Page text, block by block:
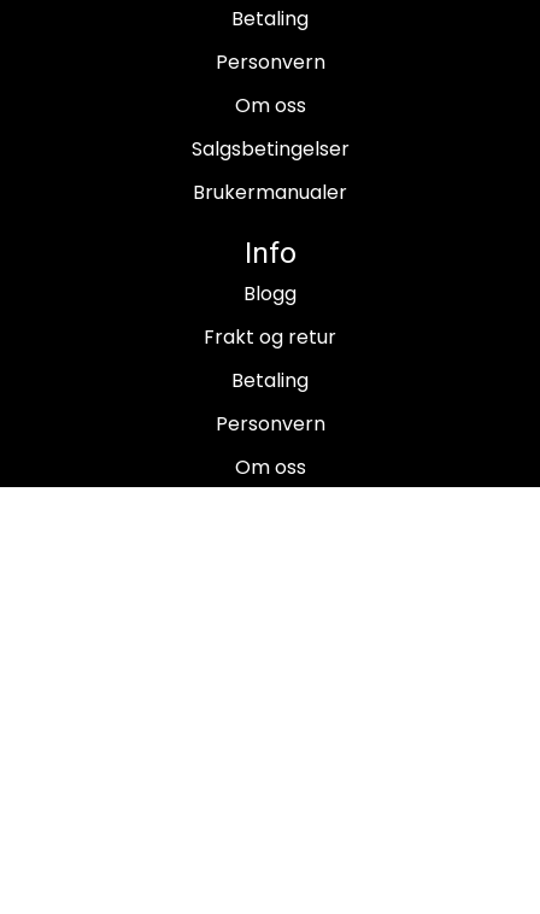
Betaling
Personvern
Om oss
Salgsbetingelser
Brukermanualer
Info
Blogg
Frakt og retur
Betaling
Personvern
Om oss